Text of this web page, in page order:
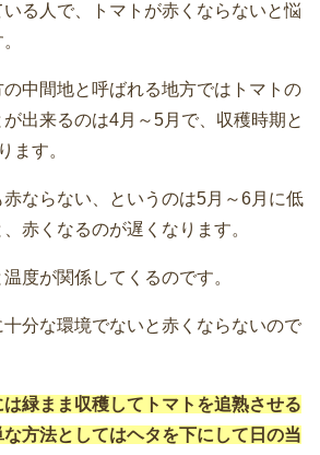
る人で、トマトが赤くならないと悩
中間地と呼ばれる地方ではトマトの
出来るのは4月～5月で、収穫時期と
ます。
ならない、というのは5月～6月に低
赤くなるのが遅くなります。
度が関係してくるのです。
分な環境でないと赤くならないので
は緑まま収穫してトマトを追熟させる
方法としてはヘタを下にして日の当